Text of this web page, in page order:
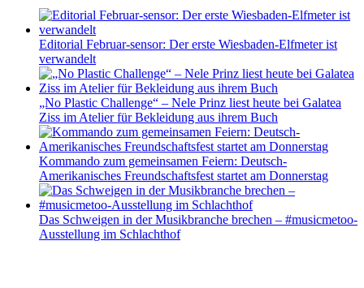
Editorial Februar-sensor: Der erste Wiesbaden-Elfmeter ist
verwandelt
„No Plastic Challenge“ – Nele Prinz liest heute bei Galatea
Ziss im Atelier für Bekleidung aus ihrem Buch
Kommando zum gemeinsamen Feiern: Deutsch-
Amerikanisches Freundschaftsfest startet am Donnerstag
Das Schweigen in der Musikbranche brechen – #musicmetoo-
Ausstellung im Schlachthof